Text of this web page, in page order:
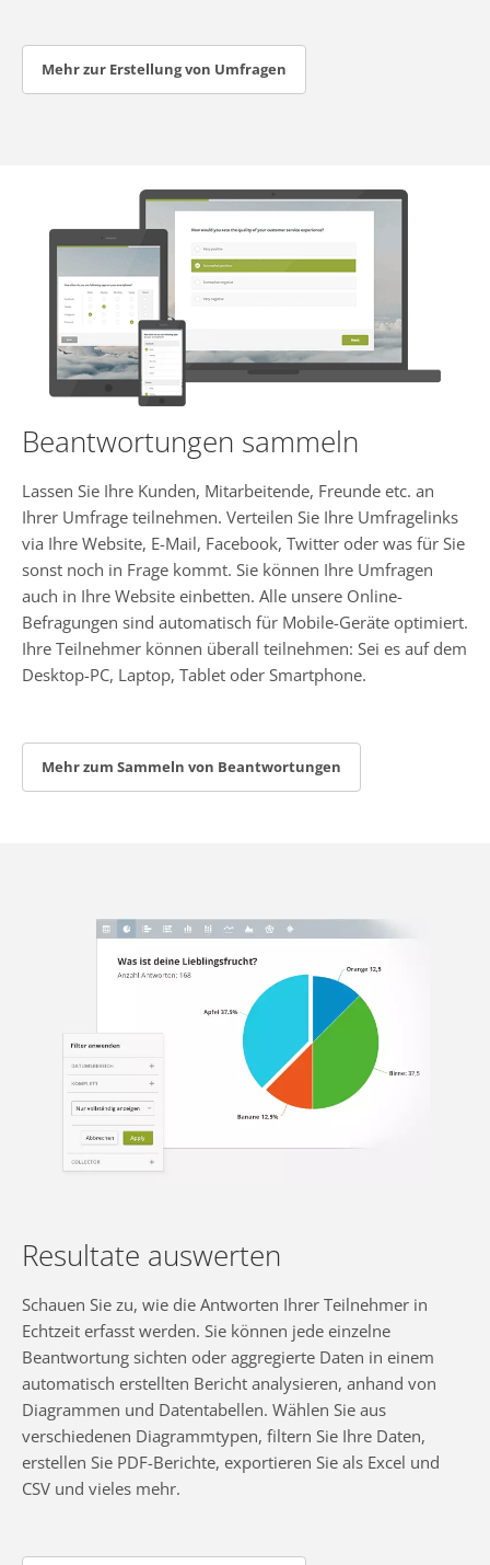
Mehr zur Erstellung von Umfragen
Beantwortungen sammeln
Lassen Sie Ihre Kunden, Mitarbeitende, Freunde etc. an
Ihrer Umfrage teilnehmen. Verteilen Sie Ihre Umfragelinks
via Ihre Website, E-Mail, Facebook, Twitter oder was für Sie
sonst noch in Frage kommt. Sie können Ihre Umfragen
auch in Ihre Website einbetten. Alle unsere Online-
Befragungen sind automatisch für Mobile-Geräte optimiert.
Ihre Teilnehmer können überall teilnehmen: Sei es auf dem
Desktop-PC, Laptop, Tablet oder Smartphone.
Mehr zum Sammeln von Beantwortungen
Resultate auswerten
Schauen Sie zu, wie die Antworten Ihrer Teilnehmer in
Echtzeit erfasst werden. Sie können jede einzelne
Beantwortung sichten oder aggregierte Daten in einem
automatisch erstellten Bericht analysieren, anhand von
Diagrammen und Datentabellen. Wählen Sie aus
verschiedenen Diagrammtypen, filtern Sie Ihre Daten,
erstellen Sie PDF-Berichte, exportieren Sie als Excel und
CSV und vieles mehr.